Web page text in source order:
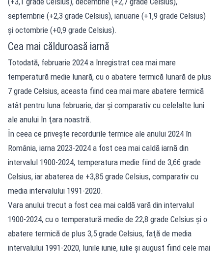
septembrie (+2,3 grade Celsius), ianuarie (+1,9 grade Celsius)
şi octombrie (+0,9 grade Celsius).
Cea mai călduroasă iarnă
Totodată, februarie 2024 a înregistrat cea mai mare
temperatură medie lunară, cu o abatere termică lunară de plus
7 grade Celsius, aceasta fiind cea mai mare abatere termică
atât pentru luna februarie, dar şi comparativ cu celelalte luni
ale anului în ţara noastră.
În ceea ce priveşte recordurile termice ale anului 2024 în
România, iarna 2023-2024 a fost cea mai caldă iarnă din
intervalul 1900-2024, temperatura medie fiind de 3,66 grade
Celsius, iar abaterea de +3,85 grade Celsius, comparativ cu
media intervalului 1991-2020.
Vara anului trecut a fost cea mai caldă vară din intervalul
1900-2024, cu o temperatură medie de 22,8 grade Celsius şi o
abatere termică de plus 3,5 grade Celsius, faţă de media
intervalului 1991-2020, lunile iunie, iulie şi august fiind cele mai